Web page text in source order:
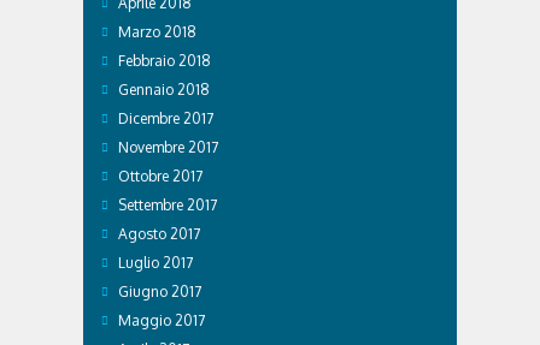
Marzo 2018
Febbraio 2018
Gennaio 2018
Dicembre 2017
Novembre 2017
Ottobre 2017
Settembre 2017
Agosto 2017
Luglio 2017
Giugno 2017
Maggio 2017